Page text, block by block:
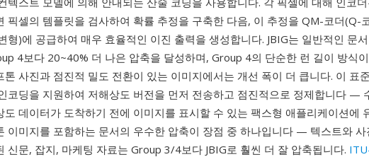
픽셀의 템플릿을 검사하여 확률 추정을 구축한 다음, 이 추정을 QM-코더(Q-
형)에 공급하여 매우 효율적인 이진 출력을 생성합니다. JBIG는 일반적인 문
4보다 20~40% 더 나은 압축을 달성하며, Group 4의 단순한 런 길이 방식
톤 사진과 점진적 밀도 전환이 있는 이미지에서는 개선 폭이 더 큽니다. 이 표
코딩을 지원하여 저해상도 버전을 먼저 전송하고 점진적으로 정제합니다 —
도 데이터가 도착하기 전에 이미지를 표시할 수 있는 팩스형 애플리케이션에
이미지를 포함하는 문서의 우수한 압축이 장점 중 하나입니다 — 텍스트와 사
신문, 잡지, 마케팅 자료는 Group 3/4보다 JBIG로 훨씬 더 잘 압축됩니다.